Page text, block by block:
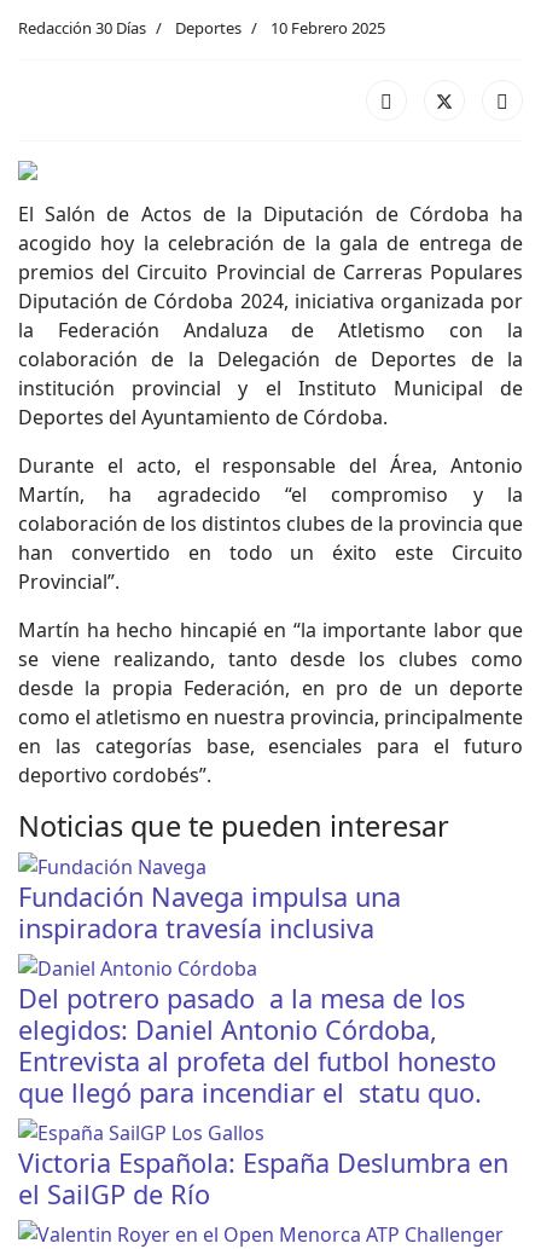
Redacción 30 Días Deportes 10 Febrero 2025
El Salón de Actos de la Diputación de Córdoba ha
acogido hoy la celebración de la gala de entrega de
premios del Circuito Provincial de Carreras Populares
Diputación de Córdoba 2024, iniciativa organizada por
la Federación Andaluza de Atletismo con la
colaboración de la Delegación de Deportes de la
institución provincial y el Instituto Municipal de
Deportes del Ayuntamiento de Córdoba.
Durante el acto, el responsable del Área, Antonio
Martín, ha agradecido “el compromiso y la
colaboración de los distintos clubes de la provincia que
han convertido en todo un éxito este Circuito
Provincial”.
Martín ha hecho hincapié en “la importante labor que
se viene realizando, tanto desde los clubes como
desde la propia Federación, en pro de un deporte
como el atletismo en nuestra provincia, principalmente
en las categorías base, esenciales para el futuro
deportivo cordobés”.
Noticias que te pueden interesar
Fundación Navega impulsa una
inspiradora travesía inclusiva
Del potrero pasado a la mesa de los
elegidos: Daniel Antonio Córdoba,
Entrevista al profeta del futbol honesto
que llegó para incendiar el statu quo.
Victoria Española: España Deslumbra en
el SailGP de Río